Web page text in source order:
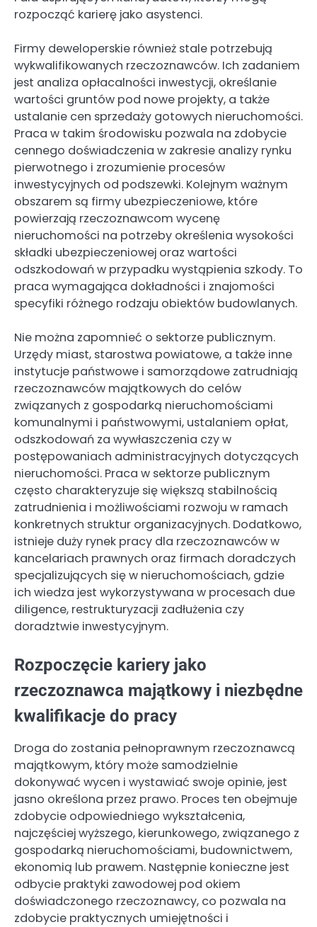
rozpocząć karierę jako asystenci.
Firmy deweloperskie również stale potrzebują
wykwalifikowanych rzeczoznawców. Ich zadaniem
jest analiza opłacalności inwestycji, określanie
wartości gruntów pod nowe projekty, a także
ustalanie cen sprzedaży gotowych nieruchomości.
Praca w takim środowisku pozwala na zdobycie
cennego doświadczenia w zakresie analizy rynku
pierwotnego i zrozumienie procesów
inwestycyjnych od podszewki. Kolejnym ważnym
obszarem są firmy ubezpieczeniowe, które
powierzają rzeczoznawcom wycenę
nieruchomości na potrzeby określenia wysokości
składki ubezpieczeniowej oraz wartości
odszkodowań w przypadku wystąpienia szkody. To
praca wymagająca dokładności i znajomości
specyfiki różnego rodzaju obiektów budowlanych.
Nie można zapomnieć o sektorze publicznym.
Urzędy miast, starostwa powiatowe, a także inne
instytucje państwowe i samorządowe zatrudniają
rzeczoznawców majątkowych do celów
związanych z gospodarką nieruchomościami
komunalnymi i państwowymi, ustalaniem opłat,
odszkodowań za wywłaszczenia czy w
postępowaniach administracyjnych dotyczących
nieruchomości. Praca w sektorze publicznym
często charakteryzuje się większą stabilnością
zatrudnienia i możliwościami rozwoju w ramach
konkretnych struktur organizacyjnych. Dodatkowo,
istnieje duży rynek pracy dla rzeczoznawców w
kancelariach prawnych oraz firmach doradczych
specjalizujących się w nieruchomościach, gdzie
ich wiedza jest wykorzystywana w procesach due
diligence, restrukturyzacji zadłużenia czy
doradztwie inwestycyjnym.
Rozpoczęcie kariery jako
rzeczoznawca majątkowy i niezbędne
kwalifikacje do pracy
Droga do zostania pełnoprawnym rzeczoznawcą
majątkowym, który może samodzielnie
dokonywać wycen i wystawiać swoje opinie, jest
jasno określona przez prawo. Proces ten obejmuje
zdobycie odpowiedniego wykształcenia,
najczęściej wyższego, kierunkowego, związanego z
gospodarką nieruchomościami, budownictwem,
ekonomią lub prawem. Następnie konieczne jest
odbycie praktyki zawodowej pod okiem
doświadczonego rzeczoznawcy, co pozwala na
zdobycie praktycznych umiejętności i